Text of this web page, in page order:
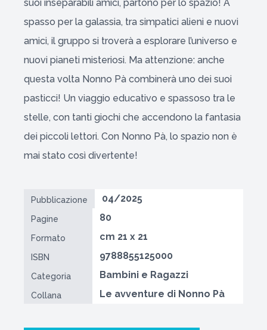
suoi inseparabili amici, partono per lo spazio! A
spasso per la galassia, tra simpatici alieni e nuovi
amici, il gruppo si troverà a esplorare l’universo e
nuovi pianeti misteriosi. Ma attenzione: anche
questa volta Nonno Pà combinerà uno dei suoi
pasticci! Un viaggio educativo e spassoso tra le
stelle, con tanti giochi che accendono la fantasia
dei piccoli lettori. Con Nonno Pà, lo spazio non è
mai stato così divertente!
Pubblicazione 04/2025
Pagine 80
Formato cm 21 x 21
ISBN 9788855125000
Categoria Bambini e Ragazzi
Collana Le avventure di Nonno Pà